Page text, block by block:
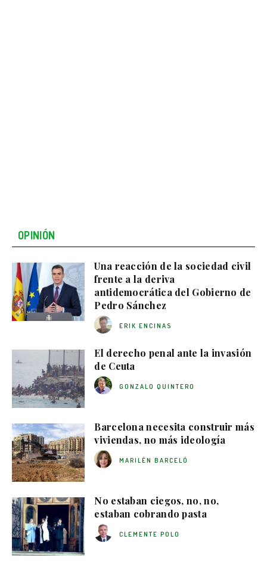
OPINIÓN
Una reacción de la sociedad civil
frente a la deriva
antidemocrática del Gobierno de
Pedro Sánchez
ERIK ENCINAS
El derecho penal ante la invasión
de Ceuta
GONZALO QUINTERO
Barcelona necesita construir más
viviendas, no más ideología
MARILÉN BARCELÓ
No estaban ciegos, no, no,
estaban cobrando pasta
CLEMENTE POLO